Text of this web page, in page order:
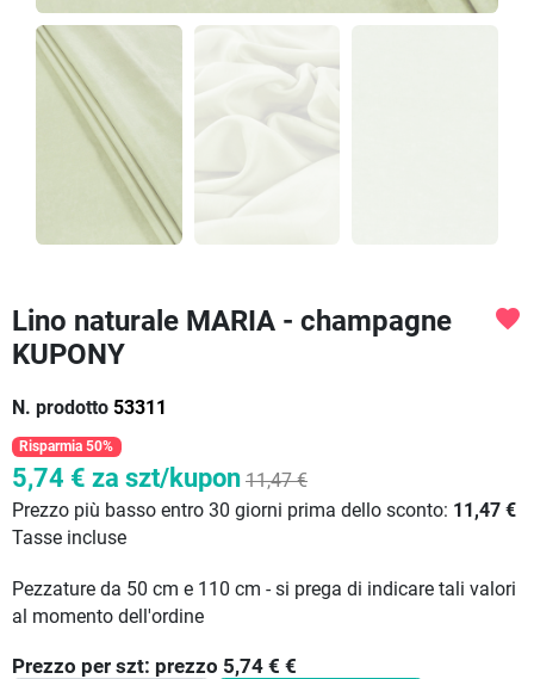
Lino naturale MARIA - champagne
KUPONY
N. prodotto 53311
favorite
Risparmia 50%
5,74 € za szt/kupon 11,47 €
Prezzo più basso entro 30 giorni prima dello sconto: 11,47 €
Tasse incluse
Pezzature da 50 cm e 110 cm - si prega di indicare tali valori
al momento dell'ordine
Prezzo per szt: prezzo 5,74 € €